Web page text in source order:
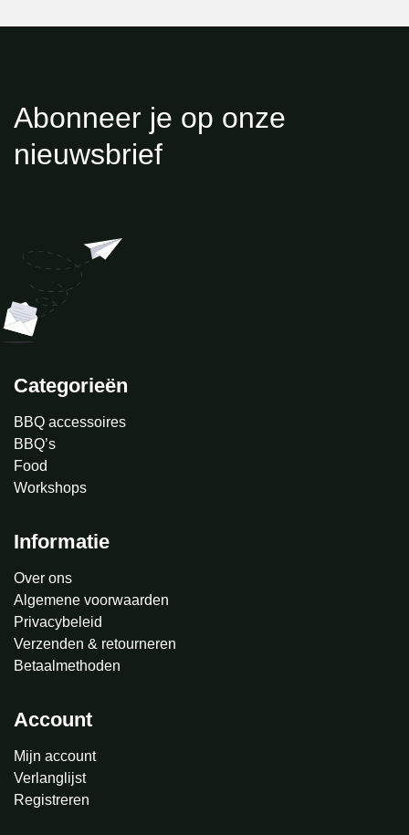
Abonneer je op onze
nieuwsbrief
Categorieën
BBQ accessoires
BBQ’s
Food
Workshops
Informatie
Over ons
Algemene voorwaarden
Privacybeleid
Verzenden & retourneren
Betaalmethoden
Account
Mijn account
Verlanglijst
Registreren